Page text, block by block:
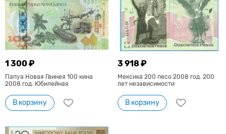
1 300 ₽
Папуа Новая Гвинея 100 кина
2008 год. Юбилейная
В корзину
3 918 ₽
Мексика 200 песо 2008 год. 200
лет независимости
В корзину